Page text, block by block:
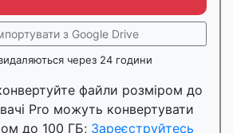
з Google Drive
через 24 години
файли розміром до
Pro можуть конвертувати
до 100 ГБ; Зареєструйтесь